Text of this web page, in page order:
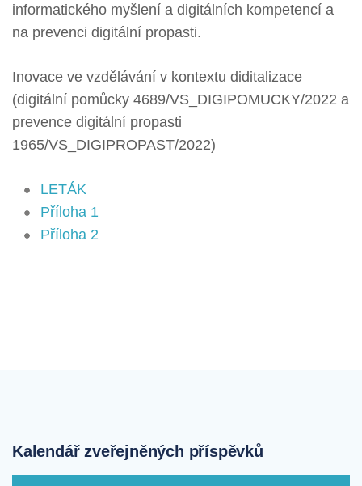
informatického myšlení a digitálních kompetencí a
na prevenci digitální propasti.
Inovace ve vzdělávání v kontextu diditalizace
(digitální pomůcky 4689/VS_DIGIPOMUCKY/2022 a
prevence digitální propasti
1965/VS_DIGIPROPAST/2022)
LETÁK
Příloha 1
Příloha 2
Kalendář zveřejněných příspěvků